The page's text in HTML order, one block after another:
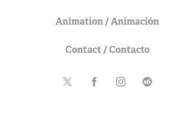
Animation / Animación
Contact / Contacto